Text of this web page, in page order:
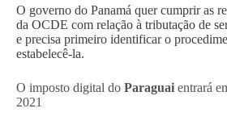
O governo do Panamá quer cumprir as
da OCDE com relação à tributação de
e precisa primeiro identificar o
estabelecê-la.
O imposto digital do Paraguai entrará
2021